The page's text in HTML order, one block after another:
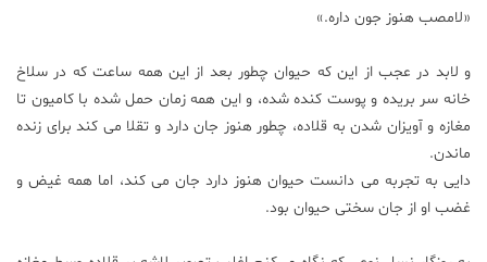
مجله
فرهنگی
هنری
«لامصب هنوز جون داره.»
و لابد در عجب از این که حیوان چطور بعد از این همه ساعت که در سلاخ
خانه سر بریده و پوست کنده شده، و این همه زمان حمل شده با کامیون تا
مغازه و آویزان شدن به قلاده، چطور هنوز جان دارد و تقلا می کند برای زنده
ماندن.
دایی به تجربه می دانست حیوان هنوز دارد جان می کند، اما همه غیض و
غضب او از جان سختی حیوان بود.